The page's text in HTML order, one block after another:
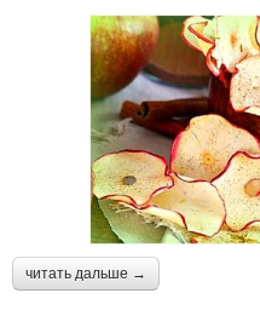
читать дальше →